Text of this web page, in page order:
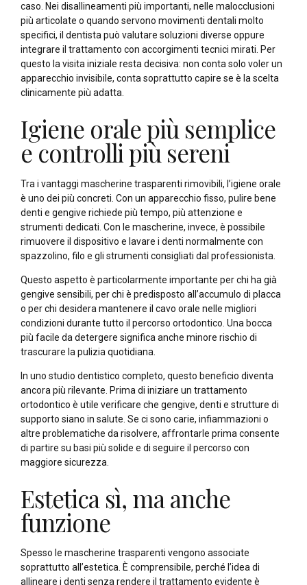
caso. Nei disallineamenti più importanti, nelle malocclusioni
più articolate o quando servono movimenti dentali molto
specifici, il dentista può valutare soluzioni diverse oppure
integrare il trattamento con accorgimenti tecnici mirati. Per
questo la visita iniziale resta decisiva: non conta solo voler un
apparecchio invisibile, conta soprattutto capire se è la scelta
clinicamente più adatta.
Igiene orale più semplice
e controlli più sereni
Tra i vantaggi mascherine trasparenti rimovibili, l’igiene orale
è uno dei più concreti. Con un apparecchio fisso, pulire bene
denti e gengive richiede più tempo, più attenzione e
strumenti dedicati. Con le mascherine, invece, è possibile
rimuovere il dispositivo e lavare i denti normalmente con
spazzolino, filo e gli strumenti consigliati dal professionista.
Questo aspetto è particolarmente importante per chi ha già
gengive sensibili, per chi è predisposto all’accumulo di placca
o per chi desidera mantenere il cavo orale nelle migliori
condizioni durante tutto il percorso ortodontico. Una bocca
più facile da detergere significa anche minore rischio di
trascurare la pulizia quotidiana.
In uno studio dentistico completo, questo beneficio diventa
ancora più rilevante. Prima di iniziare un trattamento
ortodontico è utile verificare che gengive, denti e strutture di
supporto siano in salute. Se ci sono carie, infiammazioni o
altre problematiche da risolvere, affrontarle prima consente
di partire su basi più solide e di seguire il percorso con
maggiore sicurezza.
Estetica sì, ma anche
funzione
Spesso le mascherine trasparenti vengono associate
soprattutto all’estetica. È comprensibile, perché l’idea di
allineare i denti senza rendere il trattamento evidente è